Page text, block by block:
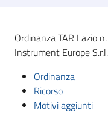
Ordinanza TAR Lazio
Instrument Europe S.r.l.
Ordinanza
Ricorso
Motivi aggiunti